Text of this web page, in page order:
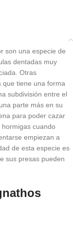
son una especie de
dentadas muy
Otras
que tiene una forma
subdivisión entre el
parte más en su
para poder cazar
cuando
empiezan a
de esta especie es
sus presas pueden